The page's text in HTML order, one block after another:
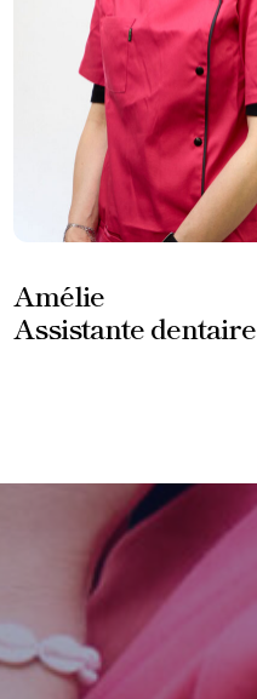
Amélie
Assistante dentaire